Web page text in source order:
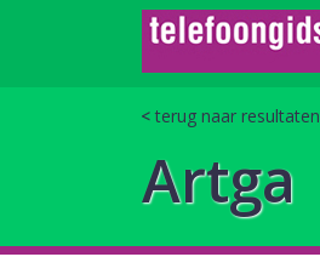
terug naar resultaten
Artga